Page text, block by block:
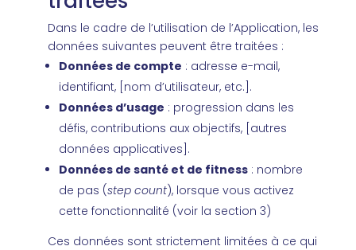
Dans le cadre de l’utilisation de l’Application, les
données suivantes peuvent être traitées :
Données de compte : adresse e-mail,
identifiant, [nom d’utilisateur, etc.].
Données d’usage : progression dans les
défis, contributions aux objectifs, [autres
données applicatives].
Données de santé et de fitness: nombre
de pas (step count), lorsque vous activez
cette fonctionnalité (voir la section 3)
Ces données sont strictement limitées à ce qui